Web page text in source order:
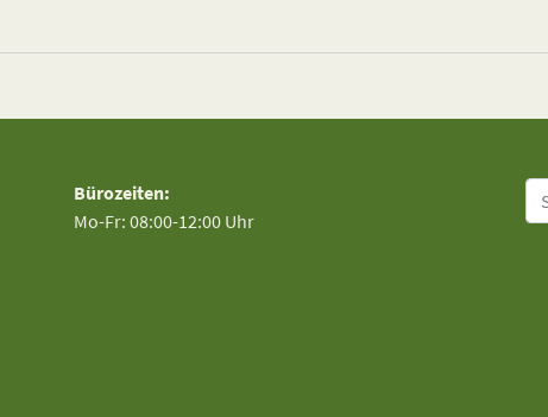
Bürozeiten:
Mo-Fr: 08:00-12:00 Uhr